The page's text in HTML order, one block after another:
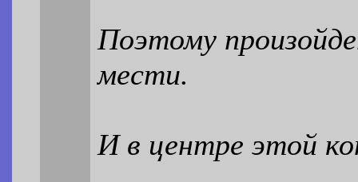
Поэтому
мести.
И в центре этой